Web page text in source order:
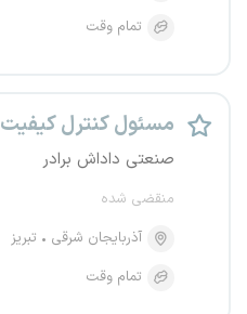
تمام وقت
مسئول کنترل کیفیت
صنعتی داداش برادر
منقضی شده
آذربایجان شرقی
تبریز
تمام وقت